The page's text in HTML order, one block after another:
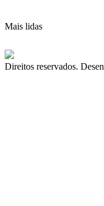
Mais lidas
Direitos reservados.